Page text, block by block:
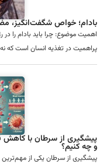
بادام؛ خواص شگفت‌انگیز،
اهمیت موضوع: چرا باید بادام را
پراهمیت در تغذیه انسان است که
پیشگیری از سرطان با
و چه کنیم؟
پیشگیری از سرطان یکی از